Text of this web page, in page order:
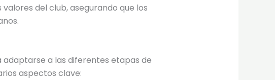
del club, asegurando que los
a las diferentes etapas de
aspectos clave: